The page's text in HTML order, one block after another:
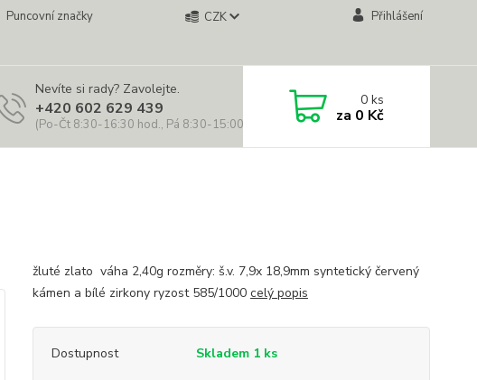
Puncovní značky
CZK Přihlášení
Nevíte si rady? Zavolejte.
+420 602 629 439
(Po-Čt 8:30-16:30 hod., Pá 8:30-15:00 hod.)
0ks
za 0 Kč
žluté zlato váha 2,40g rozměry: š.v. 7,9x 18,9mm syntetický červený
kámen a bílé zirkony ryzost 585/1000 celý popis
Dostupnost Skladem 1 ks